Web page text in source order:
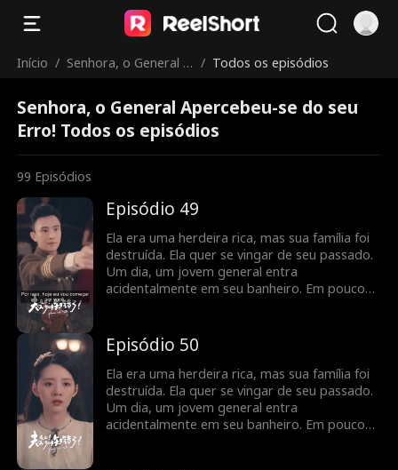
Início / Senhora, o General A
Erro!
/ Todos os episódios
Senhora, o General Apercebeu-se do seu
Erro! Todos os episódios
99 Episódios
Episódio 49
Ela era uma herdeira rica, mas sua família foi
destruída. Ela quer se vingar de seu passado.
Um dia, um jovem general entra
acidentalmente em seu banheiro. Em pouco
aprofundam à medida que buscam vingança
juntos.
Episódio 50
Ela era uma herdeira rica, mas sua família foi
destruída. Ela quer se vingar de seu passado.
Um dia, um jovem general entra
acidentalmente em seu banheiro. Em pouco